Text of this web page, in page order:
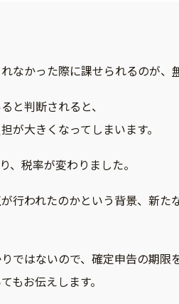
なかった際に課せられるのが、
と判断されると、
が大きくなってしまいます。
、税率が変わりました。
行われたのかという背景、新た
ではないので、確定申告の期限
もお伝えします。